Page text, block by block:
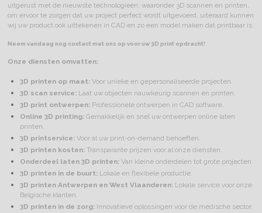
uitgerust met de nieuwste technologieën, waaronder 3D scannen en printen,
om ervoor te zorgen dat uw project perfect wordt uitgevoerd. uiteraard kunnen
wij uw product ook uittekenen in CAD en zo een model maken dat printbaar is.
Neem vandaag nog contact met ons op voor uw 3D print opdracht!
Onze diensten omvatten:
3D printen op maat:Voor unieke en gepersonaliseerde projecten.
3D scan service:Laat uw objecten nauwkeurig scannen en printen.
3D print ontwerpen:Professionele ontwerpen in CAD software.
Online 3D printing:Gemakkelijk en snel uw ontwerpen online laten
printen.
3D printservice:Voor al uw print-on-demand behoeften.
3D printen kosten:Transparante prijzen voor al onze diensten.
Onderdeel laten 3D printen:Van kleine onderdelen tot grote projecten.
3D printen in de buurt:Lokale en flexibele productie.
3D printen Antwerpen en West Vlaanderen:Lokale service voor onze
Belgische klanten.
3D printen in de zorg:Innovatieve oplossingen voor de medische sector.